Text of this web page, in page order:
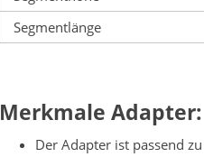
Segmentlänge
Merkmale Adapter:
Der Adapter ist passend